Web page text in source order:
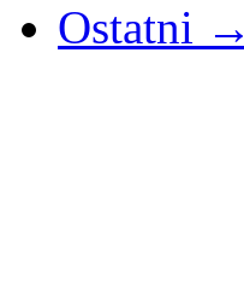
Ostatni →